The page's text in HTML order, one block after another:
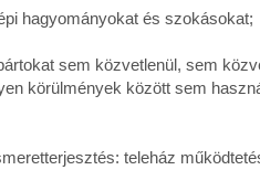
hagyományokat és szokásokat;
sem közvetlenül, sem
körülmények között sem
teleház